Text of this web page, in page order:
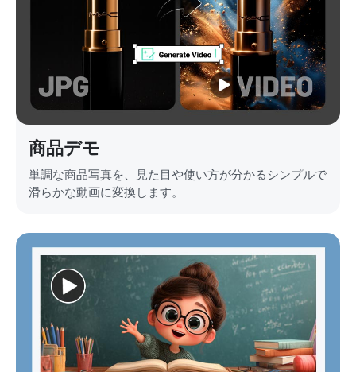
商品デモ
単調な商品写真を、見た目や使い方が分かるシンプルで
滑らかな動画に変換します。